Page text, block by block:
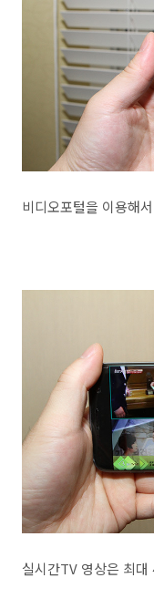
비디오포털을 이용해
실시간TV 영상은 최